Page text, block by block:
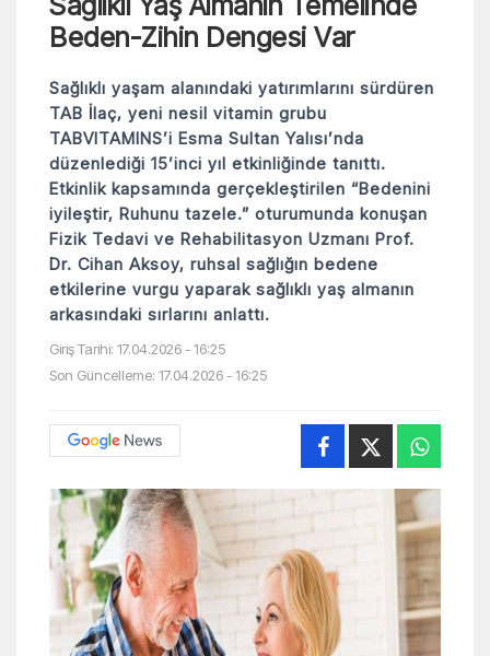
Beden-Zihin Dengesi Var
Sağlıklı yaşam alanındaki yatırımlarını sürdüren
TAB İlaç, yeni nesil vitamin grubu
TABVITAMINS’i Esma Sultan Yalısı’nda
düzenlediği 15’inci yıl etkinliğinde tanıttı.
Etkinlik kapsamında gerçekleştirilen “Bedenini
iyileştir, Ruhunu tazele.” oturumunda konuşan
Fizik Tedavi ve Rehabilitasyon Uzmanı Prof.
Dr. Cihan Aksoy, ruhsal sağlığın bedene
etkilerine vurgu yaparak sağlıklı yaş almanın
arkasındaki sırlarını anlattı.
Giriş Tarihi: 17.04.2026 - 16:25
Son Güncelleme: 17.04.2026 - 16:25